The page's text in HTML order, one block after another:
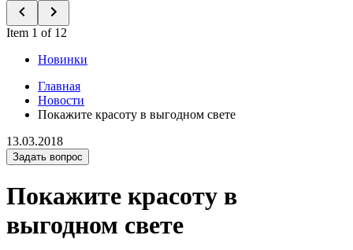
Item 1 of 12
Новинки
Главная
Новости
Покажите красоту в выгодном свете
13.03.2018
Задать вопрос
Покажите красоту в
выгодном свете